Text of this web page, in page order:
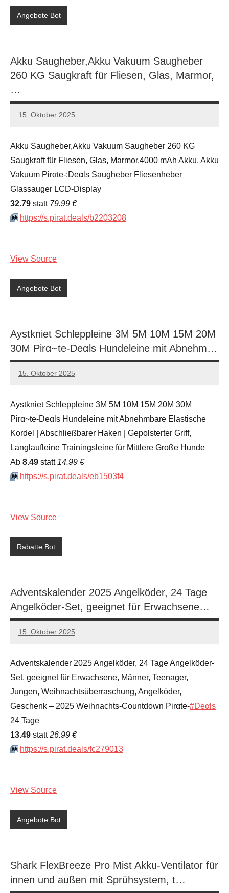
Angebote Bot
Akku Saugheber,Akku Vakuum Saugheber
260 KG Saugkraft für Fliesen, Glas, Marmor,
…
15. Oktober 2025
admin
Keine
Akku Saugheber,Akku Vakuum Saugheber 260 KG
Saugkraft für Fliesen, Glas, Marmor,4000 mAh Akku, Akku
Vakuum Pirαtе-:Dеαls Saugheber Fliesenheber
Glassauger LCD-Display
32.79 statt 79.99 €
⏩️ https://s.pirat.deals/b2203208
View Source
Angebote Bot
Aystkniet Schleppleine 3M 5M 10M 15M 20M
30M Pirα~tе-Dеαls Hundeleine mit Abnehm…
15. Oktober 2025
admin
Keine
Aystkniet Schleppleine 3M 5M 10M 15M 20M 30M
Pirα~tе-Dеαls Hundeleine mit Abnehmbare Elastische
Kordel | Abschließbarer Haken | Gepolsterter Griff,
Langlaufleine Trainingsleine für Mittlere Große Hunde
Аb 8.49 statt 14.99 €
⏩️ https://s.pirat.deals/eb1503f4
View Source
Rabatte Bot
Adventskalender 2025 Angelköder, 24 Tage
Angelköder-Set, geeignet für Erwachsene…
15. Oktober 2025
admin
Keine
Adventskalender 2025 Angelköder, 24 Tage Angelköder-
Set, geeignet für Erwachsene, Männer, Teenager,
Jungen, Weihnachtsüberraschung, Angelköder,
Geschenk – 2025 Weihnachts-Countdown Pirαtе-#Dеαls
24 Tage
13.49 statt26.99 €
⏩️ https://s.pirat.deals/fc279013
View Source
Angebote Bot
Shark FlexBreeze Pro Mist Akku-Ventilator für
innen und außen mit Sprühsystem, t…